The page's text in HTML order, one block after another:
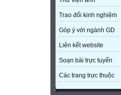
Trao đổi kinh nghiệm
Góp ý với ngành GD
Liên kết website
Soạn bài trực tuyến
Các trang trực thuộc